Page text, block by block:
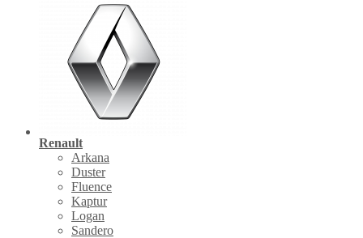
Renault
Arkana
Duster
Fluence
Kaptur
Logan
Sandero